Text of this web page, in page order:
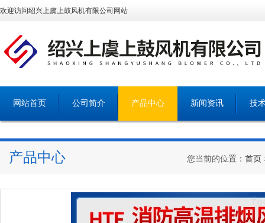
欢迎访问绍兴上虞上鼓风机有限公司网站
网站首页 公司简介 产品中心 新闻资讯 技
产品中心 您当前的位置： 首页